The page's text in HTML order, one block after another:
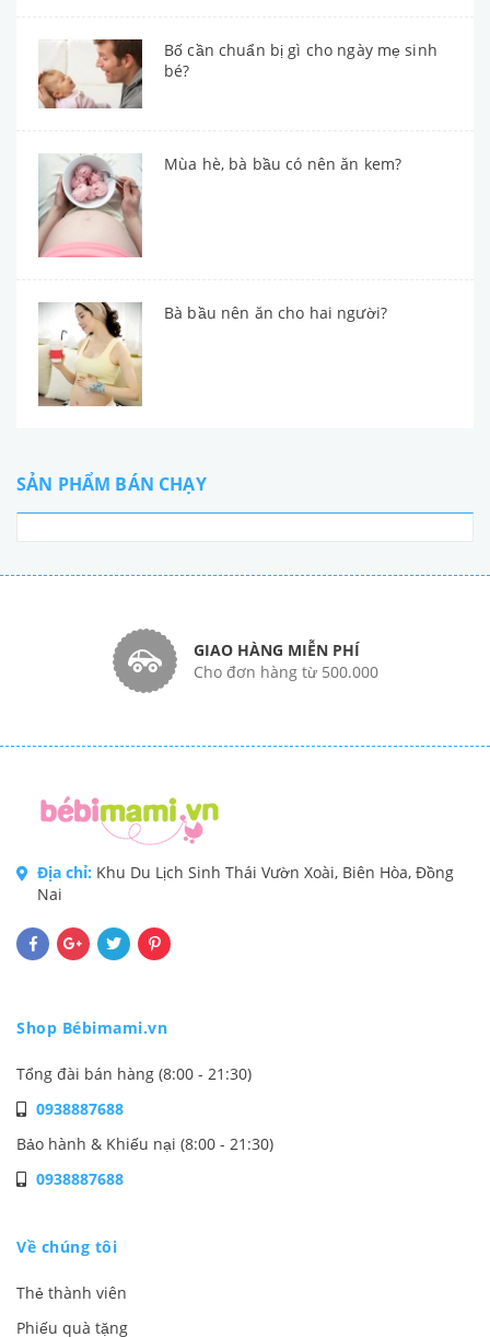
Bố cần chuẩn bị gì cho ngày mẹ sinh
bé?
Mùa hè, bà bầu có nên ăn kem?
Bà bầu nên ăn cho hai người?
SẢN PHẨM BÁN CHẠY
GIAO HÀNG MIỄN PHÍ
Cho đơn hàng từ 500.000
Địa chỉ: Khu Du Lịch Sinh Thái Vườn Xoài, Biên Hòa, Đồng
Nai
Shop Bébimami.vn
Tổng đài bán hàng (8:00 - 21:30)
0938887688
Bảo hành & Khiếu nại (8:00 - 21:30)
0938887688
Về chúng tôi
Thẻ thành viên
Phiếu quà tặng